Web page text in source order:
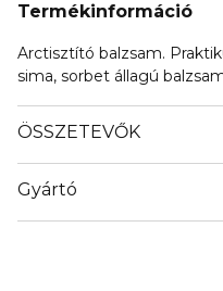
Termékinformáció
Arctisztító balzsam.
sima, sorbet állagú
ÖSSZETEVŐK
Gyártó